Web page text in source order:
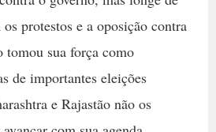
protestos e a oposição contra
tomou sua força como
de importantes eleições
e Rajastão não os